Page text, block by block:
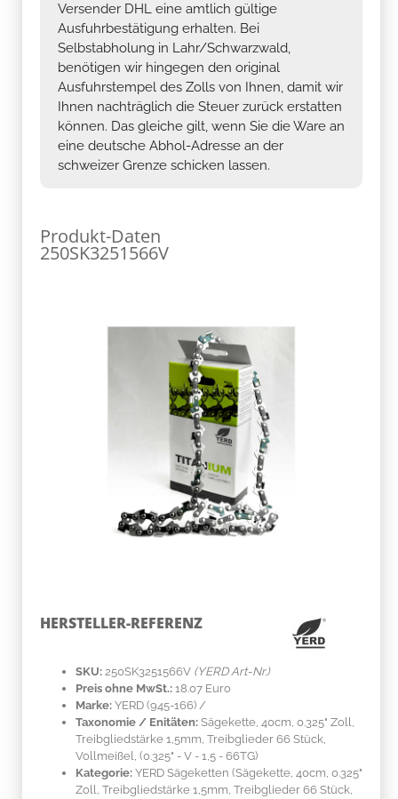
Versender DHL eine amtlich gültige
Ausfuhrbestätigung erhalten. Bei
Selbstabholung in Lahr/Schwarzwald,
benötigen wir hingegen den original
Ausfuhrstempel des Zolls von Ihnen, damit wir
Ihnen nachträglich die Steuer zurück erstatten
können. Das gleiche gilt, wenn Sie die Ware an
eine deutsche Abhol-Adresse an der
schweizer Grenze schicken lassen.
Produkt-Daten
250SK3251566V
HERSTELLER-REFERENZ
SKU: 250SK3251566V (YERD Art-Nr.)
Preis ohne MwSt.: 18.07 Euro
Marke: YERD (945-166) /
Taxonomie / Enitäten: Sägekette, 40cm, 0.325" Zoll,
Treibgliedstärke 1,5mm, Treibglieder 66 Stück,
Vollmeißel, (0.325" - V - 1,5 - 66TG)
Kategorie: YERD Sägeketten (Sägekette, 40cm, 0.325"
Zoll, Treibgliedstärke 1,5mm, Treibglieder 66 Stück,